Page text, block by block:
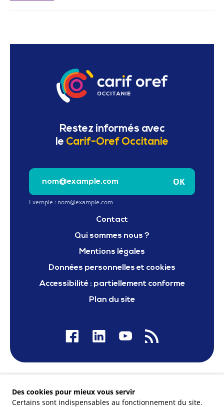
Restez informés avec
le Carif-Oref Occitanie
Saisissez votre e-mail pour vous inscrire à la
Exemple : nom@example.com
OK
Contact
Qui sommes nous ?
Mentions légales
Données personnelles et cookies
Accessibilité : partiellement conforme
Plan du site
Des cookies pour mieux vous servir
Certains sont indispensables au fonctionnement du site.